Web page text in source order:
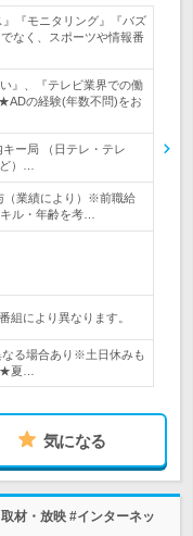
『モニタリング』『バズ
なく、スポーツや情報番
』、『テレビ業界での働
の経験(年数不問)をお
ー局 （日テレ・テレ
）…
（業績により）※前職給
ル・年齢を考…
組により異なります。
る場合あり※土日休みも
★夏…
気になる
材・放映 #インターネッ